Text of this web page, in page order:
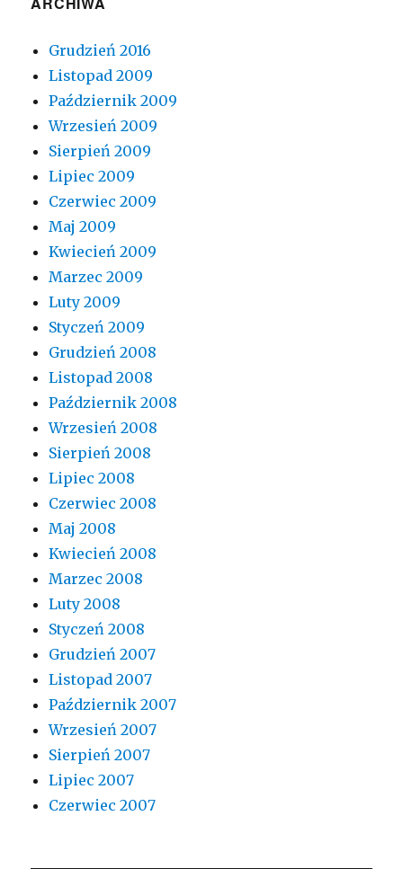
Grudzień 2016
Listopad 2009
Październik 2009
Wrzesień 2009
Sierpień 2009
Lipiec 2009
Czerwiec 2009
Maj 2009
Kwiecień 2009
Marzec 2009
Luty 2009
Styczeń 2009
Grudzień 2008
Listopad 2008
Październik 2008
Wrzesień 2008
Sierpień 2008
Lipiec 2008
Czerwiec 2008
Maj 2008
Kwiecień 2008
Marzec 2008
Luty 2008
Styczeń 2008
Grudzień 2007
Listopad 2007
Październik 2007
Wrzesień 2007
Sierpień 2007
Lipiec 2007
Czerwiec 2007